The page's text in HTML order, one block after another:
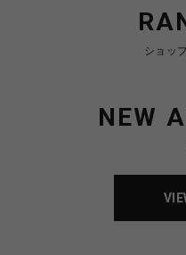
ショッ
NEW